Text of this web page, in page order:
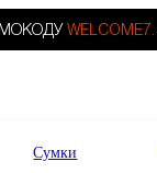
WELCOME7.
Сумки